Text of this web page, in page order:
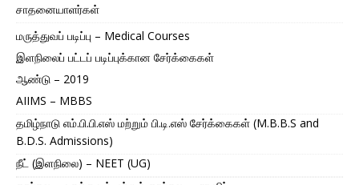
சாதனையாளர்கள்
மருத்துவப் படிப்பு – Medical Courses
இளநிலைப் பட்டப் படிப்புக்கான சேர்க்கைகள்
ஆண்டு – 2019
AIIMS – MBBS
தமிழ்நாடு எம்.பி.பி.எஸ் மற்றும் பி.டி.எஸ் சேர்க்கைகள் (M.B.B.S and
B.D.S. Admissions)
நீட் (இளநிலை) – NEET (UG)